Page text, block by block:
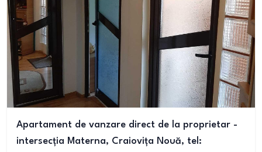
Apartament de vanzare direct de la proprietar -
intersecția Materna, Craiovița Nouă, tel: